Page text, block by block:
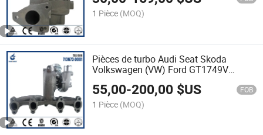
1 Pièce (MOQ)
Pièces de turbo Audi Seat Skoda
Volkswagen (VW) Ford GT1749V
GT1749V (S2) 454232-5002S
cartouche CHRA de turbocompresseur
en vente
55,00-200,00 $US FOB
1 Pièce (MOQ)